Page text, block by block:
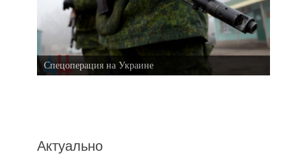
Спецоперация на Украине
Актуально